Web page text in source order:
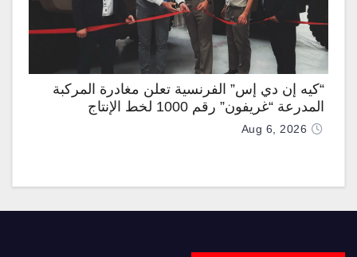
“كيه إن دي إس” الفرنسية تعلن مغادرة المركبة
المدرعة “غريفون” رقم 1000 لخط الإنتاج
Aug 6, 2026